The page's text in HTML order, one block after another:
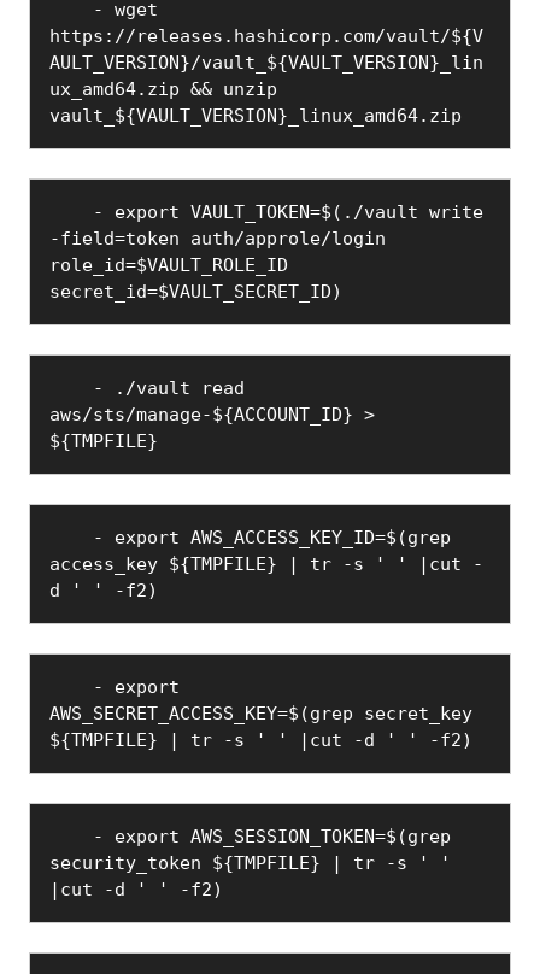
https://releases.hashicorp.com/vault/${V
AULT_VERSION}/vault_${VAULT_VERSION}_lin
ux_amd64.zip && unzip
vault_${VAULT_VERSION}_linux_amd64.zip
-field=token auth/approle/login
role_id=$VAULT_ROLE_ID
secret_id=$VAULT_SECRET_ID)
aws/sts/manage-${ACCOUNT_ID} >
${TMPFILE}
access_key ${TMPFILE} | tr -s ' ' |cut -
d ' ' -f2)
AWS_SECRET_ACCESS_KEY=$(grep secret_key
${TMPFILE} | tr -s ' ' |cut -d ' ' -f2)
security_token ${TMPFILE} | tr -s ' '
|cut -d ' ' -f2)